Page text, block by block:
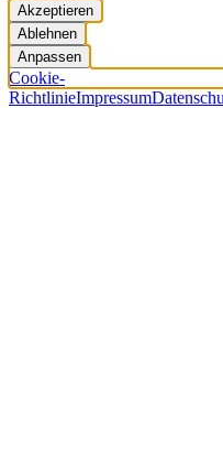
Akzeptieren
Ablehnen
Anpassen
Cookie-
RichtlinieImpressum